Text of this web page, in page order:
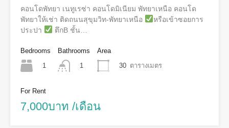
คอนโดพัทยา เนทูเรซ่า คอนโดมิเนียม พัทยาเหนือ คอนโด
พัทยาให้เช่า ติดถนนสุขุมวิท-พัทยาเหนือ
หรือเข้าซอยการ
ประปา
ตึกB ชั้น…
Bedrooms
1
Bathrooms
1
Area
30 ตารางเมตร
For Rent
7,000บาท /เดือน